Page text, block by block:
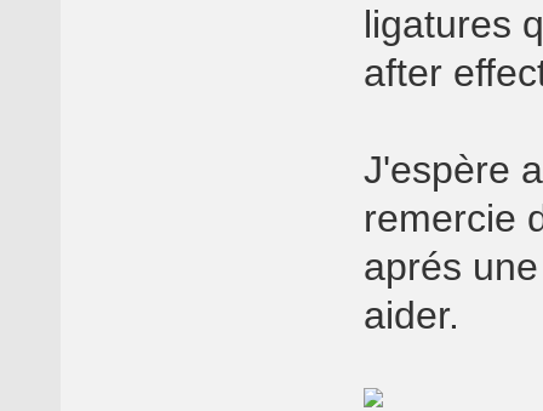
ligatures
after
J'espère
remercie
aprés
aider.